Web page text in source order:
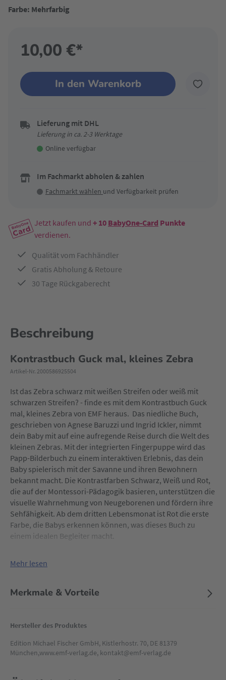
Farbe: Mehrfarbig
10,00 €*
In den Warenkorb
Lieferung mit DHL
Lieferung in ca. 2-3 Werktage
Online verfügbar
Im Fachmarkt abholen & zahlen
Fachmarkt wählen und Verfügbarkeit prüfen
Jetzt kaufen und + 10 BabyOne-Card Punkte
verdienen.
Qualität vom Fachhändler
Gratis Abholung & Retoure
30 Tage Rückgaberecht
Beschreibung
Kontrastbuch Guck mal, kleines Zebra
Artikel-Nr. 2000586925504
Ist das Zebra schwarz mit weißen Streifen oder weiß mit
schwarzen Streifen? - finde es mit dem Kontrastbuch Guck
mal, kleines Zebra von EMF heraus. Das niedliche Buch,
geschrieben von Agnese Baruzzi und Ingrid Ickler, nimmt
dein Baby mit auf eine aufregende Reise durch die Welt des
kleinen Zebras. Mit der integrierten Fingerpuppe wird das
Papp-Bilderbuch zu einem interaktiven Erlebnis, das dein
Baby spielerisch mit der Savanne und ihren Bewohnern
bekannt macht. Die Kontrastfarben Schwarz, Weiß und Rot,
die auf der Montessori-Pädagogik basieren, unterstützen die
visuelle Wahrnehmung von Neugeborenen und fördern ihre
Sehfähigkeit. Ab dem dritten Lebensmonat ist Rot die erste
Farbe, die Babys erkennen können, was dieses Buch zu
einem idealen Begleiter macht.
Mehr lesen
Merkmale & Vorteile
Hersteller des Produktes
Edition Michael Fischer GmbH, Kistlerhostr. 70, DE 81379
München,www.emf-verlag.de, kontakt@emf-verlag.de